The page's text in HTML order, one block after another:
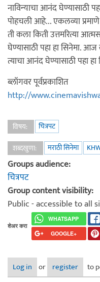
नाविन्याचा आनंद घेण्यासाठी
पोहचली आहे... एकलव्या
ती कला किती उत्तमरित्या
घेण्यासाठी पहा हा सिनेमा.
त्याचा आनंद घेण्यासाठी पहा हा
ब्लॉगवर पूर्वप्रकाशित
http://
विषय:
चित्रपट
शब्दखुणा:
मराठी सिनेमा
Groups audience:
चित्रपट
Group content visibility:
Public - accessible to all
शेअर करा
WHATSAPP
GOOGLE+
Log in or register to